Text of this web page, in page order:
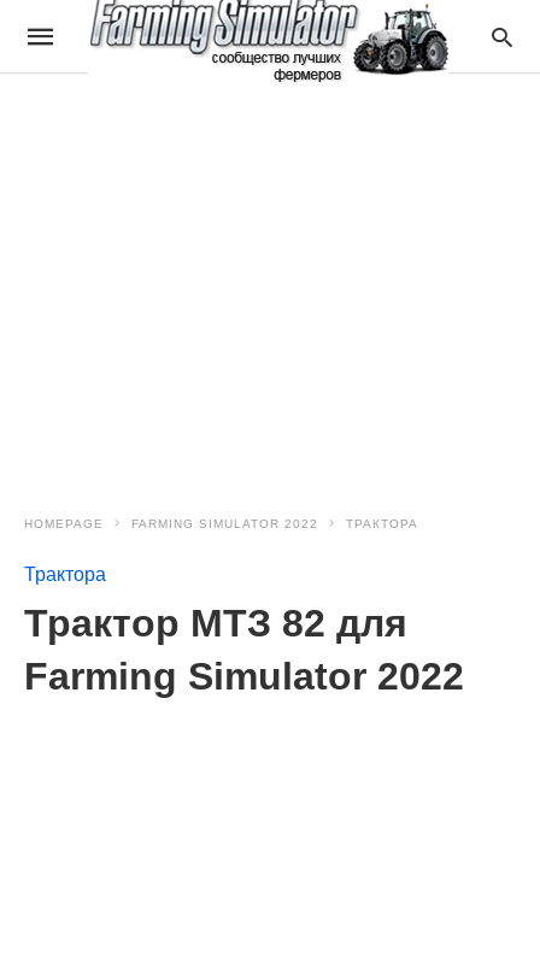
HOMEPAGE FARMING SIMULATOR 2022 ТРАКТОРА
Трактора
Трактор МТЗ 82 для
Farming Simulator 2022